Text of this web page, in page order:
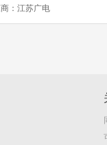
：江苏广电